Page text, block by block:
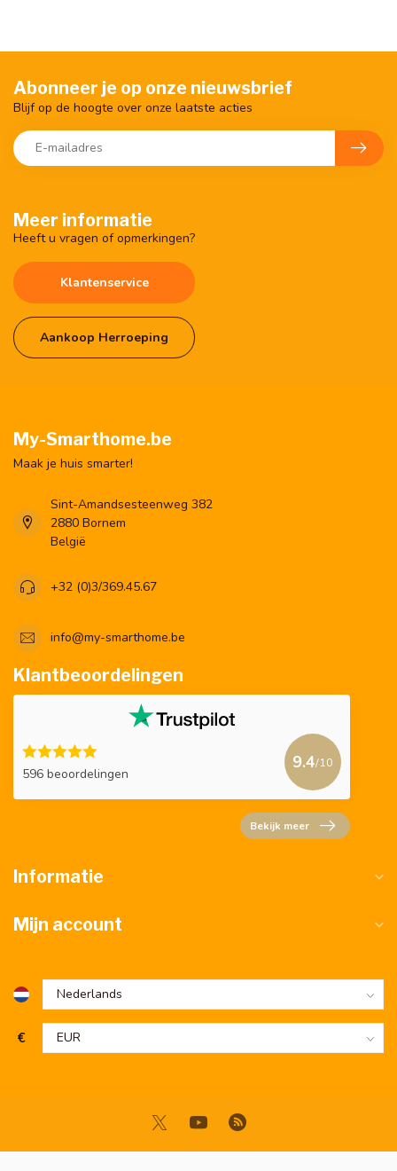
Meer informatie
Heeft u vragen of opmerkingen?
Klantenservice
Aankoop Herroeping
Abonneer je op onze nieuwsbrief
Blijf op de hoogte over onze laatste acties
My-Smarthome.be
Maak je huis smarter!
Sint-Amandsesteenweg 382
2880 Bornem
België
+32 (0)3/369.45.67
info@my-smarthome.be
Klantbeoordelingen
596 beoordelingen
9.4/10
Bekijk meer
Informatie
Mijn account
€